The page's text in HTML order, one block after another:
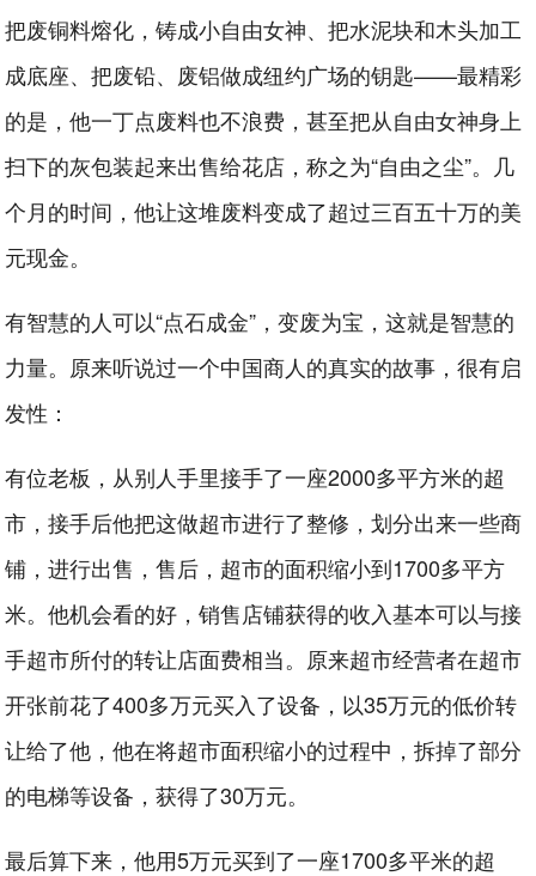
把废铜料熔化，铸成小自由女神、把水泥块和木头加工
成底座、把废铅、废铝做成纽约广场的钥匙——最精彩
的是，他一丁点废料也不浪费，甚至把从自由女神身上
扫下的灰包装起来出售给花店，称之为“自由之尘”。几
个月的时间，他让这堆废料变成了超过三百五十万的美
元现金。
有智慧的人可以“点石成金”，变废为宝，这就是智慧的
力量。原来听说过一个中国商人的真实的故事，很有启
发性：
有位老板，从别人手里接手了一座2000多平方米的超
市，接手后他把这做超市进行了整修，划分出来一些商
铺，进行出售，售后，超市的面积缩小到1700多平方
米。他机会看的好，销售店铺获得的收入基本可以与接
手超市所付的转让店面费相当。原来超市经营者在超市
开张前花了400多万元买入了设备，以35万元的低价转
让给了他，他在将超市面积缩小的过程中，拆掉了部分
的电梯等设备，获得了30万元。
最后算下来，他用5万元买到了一座1700多平米的超